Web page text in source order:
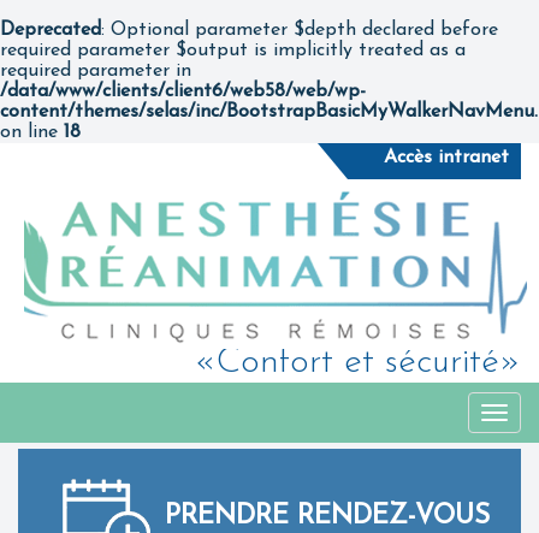
Deprecated: Optional parameter $depth declared before
required parameter $output is implicitly treated as a
required parameter in
/data/www/clients/client6/web58/web/wp-
content/themes/selas/inc/
on line 18
Accès intranet
«Confort et sécurité»
PRENDRE RENDEZ-VOUS